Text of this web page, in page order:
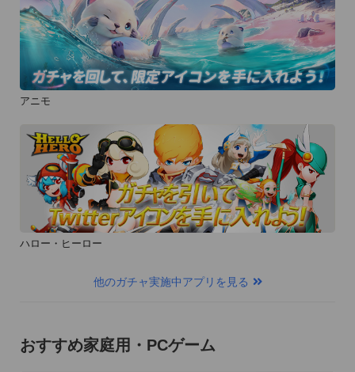
アニモ
ハロー・ヒーロー
他のガチャ実施中アプリを見る
おすすめ家庭用・PCゲーム